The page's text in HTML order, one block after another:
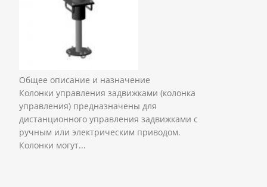
Общее описание и назначение
Колонки управления задвижками (колонка
управления) предназначены для
дистанционного управления задвижками с
ручным или электрическим приводом.
Колонки могут...